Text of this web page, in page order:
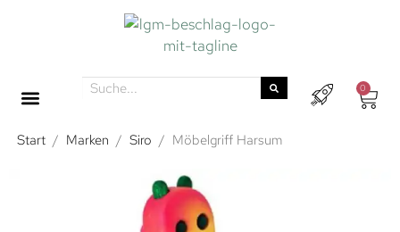
0
Start / Marken / Siro / Möbelgriff Harsum